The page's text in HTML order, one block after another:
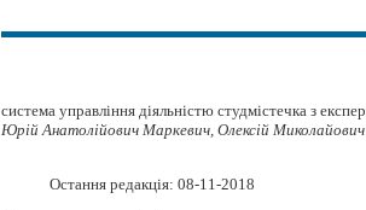
система управління діяльністю студмістечка з
Юрій Анатолійович Маркевич, Олексій Миколайович
Остання редакція: 08-11-2018